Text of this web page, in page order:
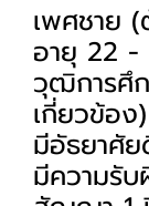
เพศชาย
อายุ 22
วุฒิการศึ
เกี่ยวข้อง)
มีอัธยาศัย
มีความรั